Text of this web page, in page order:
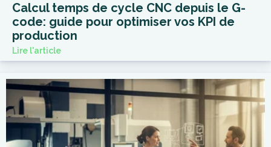
Calcul temps de cycle CNC depuis le G-
code: guide pour optimiser vos KPI de
production
Lire l'article